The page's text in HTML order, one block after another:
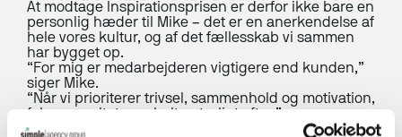
ERP Udvikling
ERP Support
Uniconta
Uniconta Integrationer
At modtage Inspirationsprisen er derfor ikke bare en
personlig hæder til Mike – det er en anerkendelse af
hele vores kultur, og af det fællesskab vi sammen
har bygget op.
“For mig er medarbejderen vigtigere end kunden,”
siger Mike.
“Når vi prioriterer trivsel, sammenhold og motivation,
Denne tilgang har skabt en arbejdsplads, hvor